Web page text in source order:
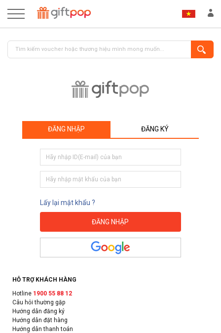
ĐĂNG NHẬP ĐĂNG KÝ
Lấy lại mật khẩu ?
HỖ TRỢ KHÁCH HÀNG
Hotline 1900 55 88 12
Câu hỏi thường gặp
Hướng dẫn đăng ký
Hướng dẫn đặt hàng
Hướng dẫn thanh toán